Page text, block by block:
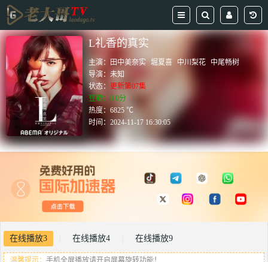
L礼香的真实
主演： 田中美奈实 堀夏喜 中川梨花
中尾畅树
导演：未知
状态：
更新第07集
豆瓣：0.0分
热度：6825 ℃
时间：2024-11-17 16:30:05
在线播放3 在线播放4 在线播放9
温馨提示： 手机全屏播放请开启屏幕旋转功能！